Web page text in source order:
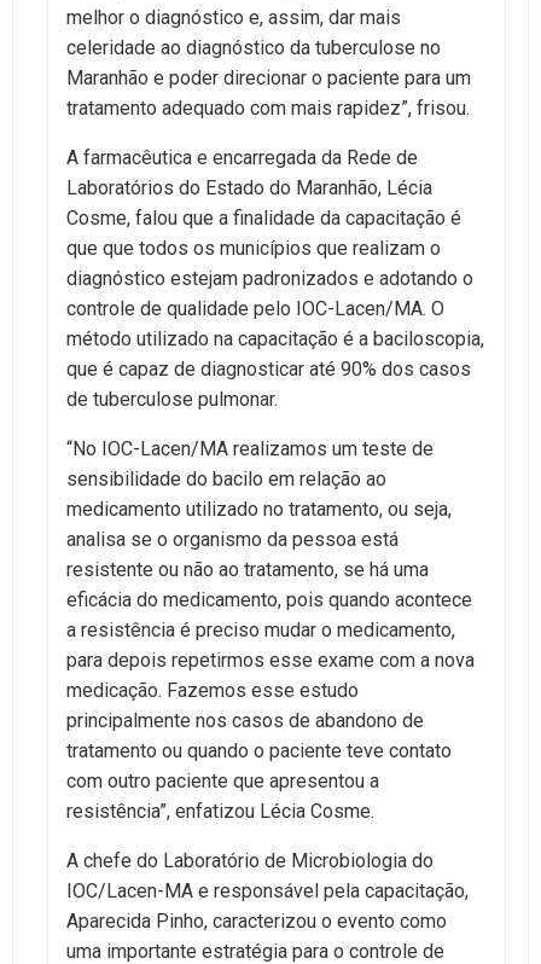
melhor o diagnóstico e, assim, dar mais
celeridade ao diagnóstico da tuberculose no
Maranhão e poder direcionar o paciente para um
tratamento adequado com mais rapidez”, frisou.
A farmacêutica e encarregada da Rede de
Laboratórios do Estado do Maranhão, Lécia
Cosme, falou que a finalidade da capacitação é
que que todos os municípios que realizam o
diagnóstico estejam padronizados e adotando o
controle de qualidade pelo IOC-Lacen/MA. O
método utilizado na capacitação é a baciloscopia,
que é capaz de diagnosticar até 90% dos casos
de tuberculose pulmonar.
“No IOC-Lacen/MA realizamos um teste de
sensibilidade do bacilo em relação ao
medicamento utilizado no tratamento, ou seja,
analisa se o organismo da pessoa está
resistente ou não ao tratamento, se há uma
eficácia do medicamento, pois quando acontece
a resistência é preciso mudar o medicamento,
para depois repetirmos esse exame com a nova
medicação. Fazemos esse estudo
principalmente nos casos de abandono de
tratamento ou quando o paciente teve contato
com outro paciente que apresentou a
resistência”, enfatizou Lécia Cosme.
A chefe do Laboratório de Microbiologia do
IOC/Lacen-MA e responsável pela capacitação,
Aparecida Pinho, caracterizou o evento como
uma importante estratégia para o controle de